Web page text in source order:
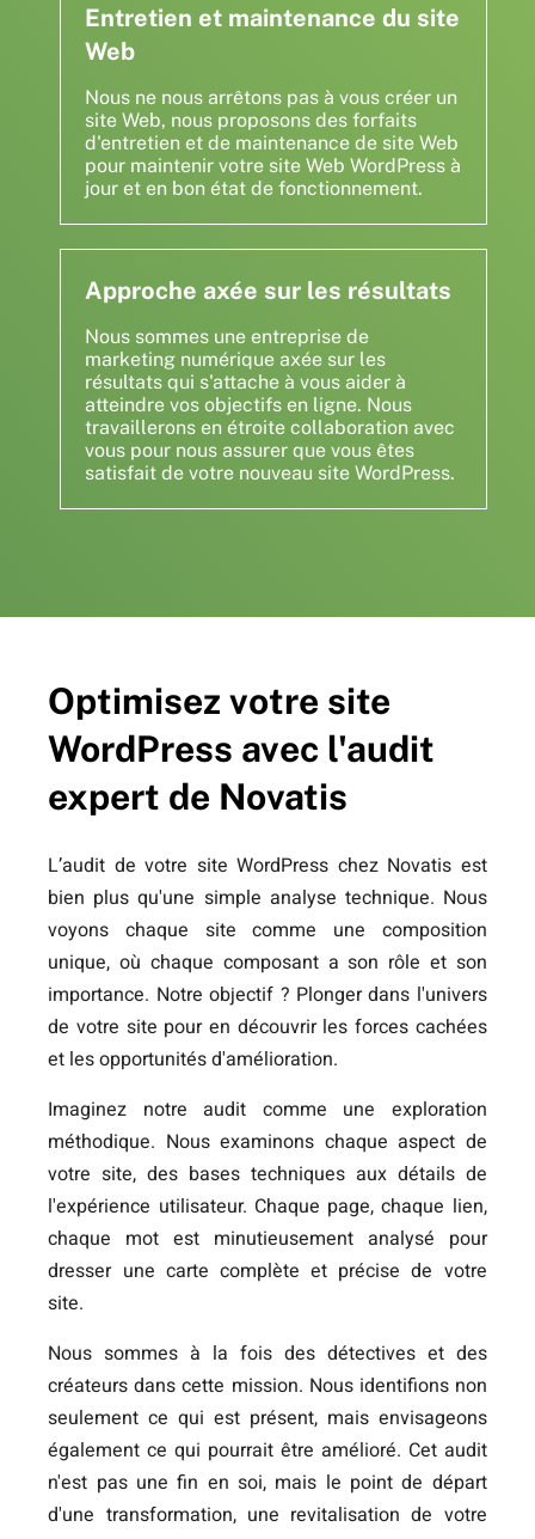
Entretien et maintenance du site
Web
Nous ne nous arrêtons pas à vous créer un
site Web, nous proposons des forfaits
d'entretien et de maintenance de site Web
pour maintenir votre site Web WordPress à
jour et en bon état de fonctionnement.
Approche axée sur les résultats
Nous sommes une entreprise de
marketing numérique axée sur les
résultats qui s'attache à vous aider à
atteindre vos objectifs en ligne. Nous
travaillerons en étroite collaboration avec
vous pour nous assurer que vous êtes
satisfait de votre nouveau site WordPress.
Optimisez votre site
WordPress avec l'audit
expert de Novatis
L’audit de votre site WordPress chez Novatis est
bien plus qu'une simple analyse technique. Nous
voyons chaque site comme une composition
unique, où chaque composant a son rôle et son
importance. Notre objectif ? Plonger dans l'univers
de votre site pour en découvrir les forces cachées
et les opportunités d'amélioration.
Imaginez notre audit comme une exploration
méthodique. Nous examinons chaque aspect de
votre site, des bases techniques aux détails de
l'expérience utilisateur. Chaque page, chaque lien,
chaque mot est minutieusement analysé pour
dresser une carte complète et précise de votre
site.
Nous sommes à la fois des détectives et des
créateurs dans cette mission. Nous identifions non
seulement ce qui est présent, mais envisageons
également ce qui pourrait être amélioré. Cet audit
n'est pas une fin en soi, mais le point de départ
d'une transformation, une revitalisation de votre